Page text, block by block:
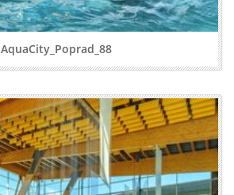
AquaCity_Poprad_88